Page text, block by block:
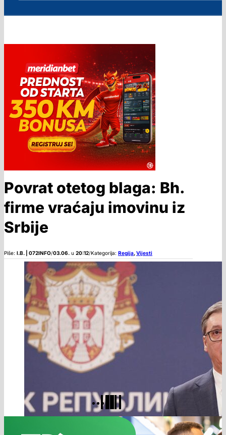
Povrat otetog blaga: Bh.
firme vraćaju imovinu iz
Srbije
Piše: I.B. | 072INFO/03.06. u 20:12/Kategorija: Regija,Vijesti